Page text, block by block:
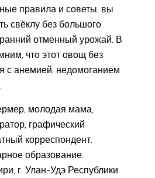
правила и советы, вы
свёклу без большого
отменный урожай. В
что этот овощ без
с анемией, недомоганием
молодая мама,
графический
корреспондент.
образование.
г. Улан-Удэ Республики